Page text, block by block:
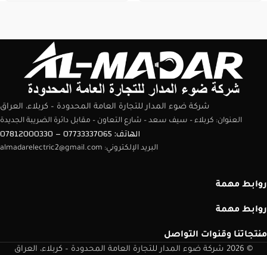
شركة ضوء المدار للتجارة العامة المحدودة – كربلاء، العراق
العنوان: كربلاء – سيف سعد – شارع التعاون – مقابل دائرة الضريبة الجديدة
الهاتف: 07733337065 – 07812000330
البريد الإلكتروني: almadarelectric2@gmail.com
روابط مهمة
روابط مهمة
منتجاتنا وقنوات التواصل
© 2026 شركة ضوء المدار للتجارة العامة المحدودة – كربلاء، العراق